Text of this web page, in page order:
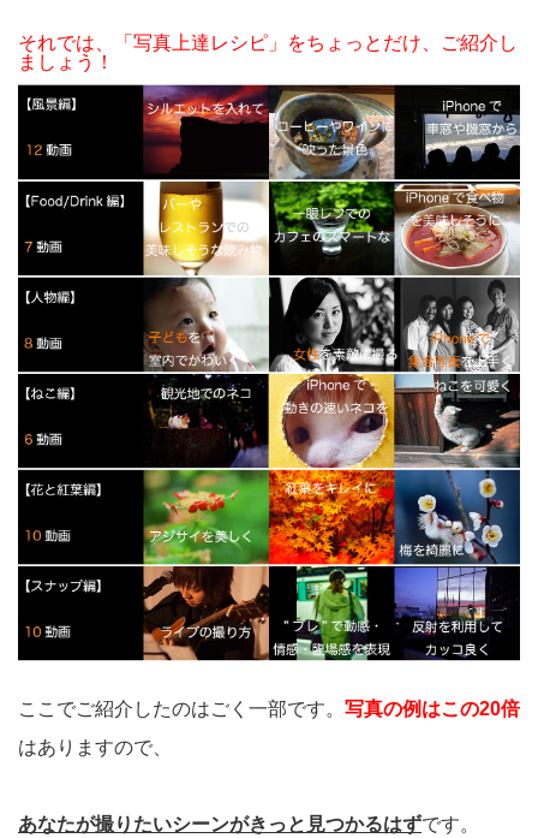
それでは、「写真上達レシピ」をちょっとだけ、ご紹介し
ましょう！
ここでご紹介したのはごく一部です。 写真の例はこの20倍
はありますので、
あなたが撮りたいシーンがきっと見つかるはずです。